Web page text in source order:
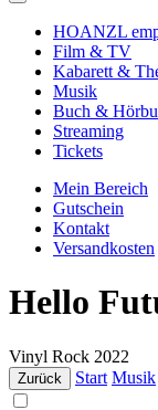
HOANZL
Film & TV
Kabarett &
Musik
Buch &
Streaming
Tickets
Mein Bereich
Gutschein
Kontakt
Versandkosten
Hello
Vinyl Rock 2022
Zurück Start Musik